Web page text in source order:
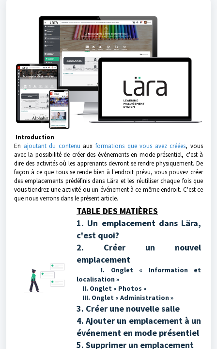
Introduction
En ajoutant du contenu auxformations que vous avez créées, vous
avec la possibilité de créer des événements en mode présentiel, c'est à
dire des activités où les apprenants devront se rendre physiquement. De
façon à ce que tous se rende bien à l'endroit prévu, vous pouvez créer
des emplacements prédéfinis dans Lära et les réutiliser chaque fois que
vous tiendrez une activité ou un événement à ce même endroit. C'est ce
que nous verrons dans le présent article.
TABLE DES MATIÈRES
1. Un emplacement dans Lära,
c'est quoi?
2. Créer un nouvel
emplacement
I. Onglet « Information et
localisation »
II. Onglet « Photos »
III. Onglet « Administration »
3. Créer une nouvelle salle
4. Ajouter un emplacement à un
événement en mode présentiel
5. Supprimer un emplacement